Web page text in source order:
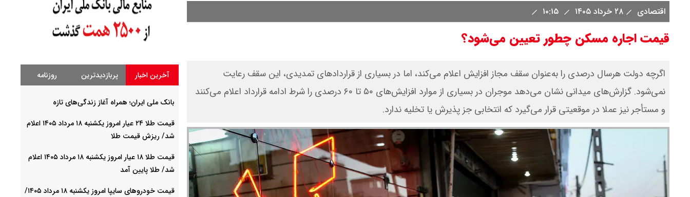
اقتصادی ۲۸ خرداد ۱۴۰۵
قیمت اجاره مسکن چطور تعیین می‌شود؟
اگرچه دولت هرسال درصدی را به‌عنوان سقف مجاز افزایش اعلام می‌کند، اما در بسیاری از قراردادهای تمدیدی، این سقف رعایت
نمی‌شود. گزارش‌های میدانی نشان می‌دهد موجران در بسیاری از موارد افزایش‌های ۵۰ تا ۶۰ درصدی را شرط ادامه قرارداد اعلام می‌کنند
و مستأجر نیز عملا در موقعیتی قرار می‌گیرد که انتخابی جز پذیرش یا تخلیه ندارد.‌
آخرین اخبار پربازدیدترین روزنامه
بانک ملی ایران؛ همراه آغاز زندگی‌های تازه
قیمت طلا ۲۴ عیار امروز یکشنبه ۱۸ مرداد ۱۴۰۵ اعلام
شد/ ریزش قیمت طلا
قیمت طلا ۱۸ عیار امروز یکشنبه ۱۸ مرداد ۱۴۰۵ اعلام
شد/ طلا پایین آمد
قیمت خودرو‌های سایپا امروز یکشنبه ۱۸ مرداد ۱۴۰۵/